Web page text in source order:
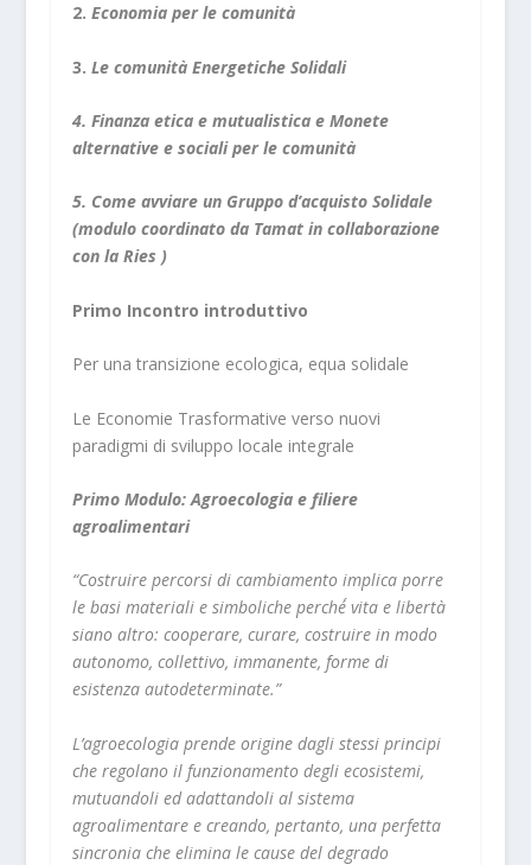
2. Economia per le comunità
3. Le comunità Energetiche Solidali
4. Finanza etica e mutualistica e Monete
alternative e sociali per le comunità
5. Come avviare un Gruppo d’acquisto Solidale
(modulo coordinato da Tamat in collaborazione
con la Ries )
Primo Incontro introduttivo
Per una transizione ecologica, equa solidale
Le Economie Trasformative verso nuovi
paradigmi di sviluppo locale integrale
Primo Modulo: Agroecologia e filiere
agroalimentari
“Costruire percorsi di cambiamento implica porre
le basi materiali e simboliche perché́ vita e libertà
siano altro: cooperare, curare, costruire in modo
autonomo, collettivo, immanente, forme di
esistenza autodeterminate.”
L’agroecologia prende origine dagli stessi principi
che regolano il funzionamento degli ecosistemi,
mutuandoli ed adattandoli al sistema
agroalimentare e creando, pertanto, una perfetta
sincronia che elimina le cause del degrado